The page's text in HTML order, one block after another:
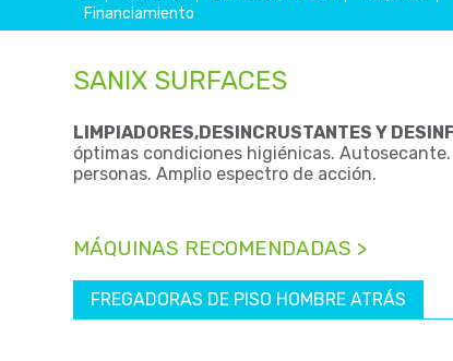
Financiamiento
SANIX SURFACES
LIMPIADORES,DESINCRUSTANTES Y
óptimas condiciones higiénicas.
personas. Amplio espectro de acción.
MÁQUINAS RECOMENDADAS >
FREGADORAS DE PISO HOMBRE ATRÁS